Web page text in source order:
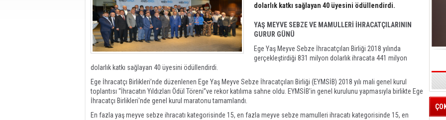
dolarlık katkı sağlayan 40 üyesini ödüllendirdi.
YAŞ MEYVE SEBZE VE MAMULLERİ İHRACATÇILARININ
GURUR GÜNÜ
Ege Yaş Meyve Sebze İhracatçıları Birliği 2018 yılında
gerçekleştirdiği 831 milyon dolarlık ihracata 441 milyon
dolarlık katkı sağlayan 40 üyesini ödüllendirdi.
Ege İhracatçı Birlikleri’nde düzenlenen Ege Yaş Meyve Sebze İhracatçıları Birliği (EYMSİB) 2018 yılı mali genel kurul
toplantısı “İhracatın Yıldızları Ödül Töreni”ve rekor katılıma sahne oldu. EYMSİB'in genel kurulunu yapmasıyla birlikte Ege
İhracatçı Birlikleri'nde genel kurul maratonu tamamlandı.
En fazla yaş meyve sebze ihracatı kategorisinde 15, en fazla meyve sebze mamulleri ihracatı kategorisinde 15, en